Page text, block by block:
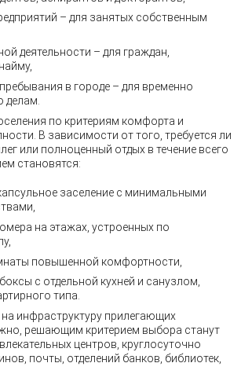
– для занятых собственным
деятельности – для граждан,
в городе – для временно
по критериям комфорта и
В зависимости от того, требуется ли
или полноценный отдых в течение всего
становятся:
заселение с минимальными
на этажах, устроенных по
повышенной комфортности,
с отдельной кухней и санузлом,
типа.
инфраструктуру прилегающих
решающим критерием выбора станут
центров, круглосуточно
почты, отделений банков, библиотек,